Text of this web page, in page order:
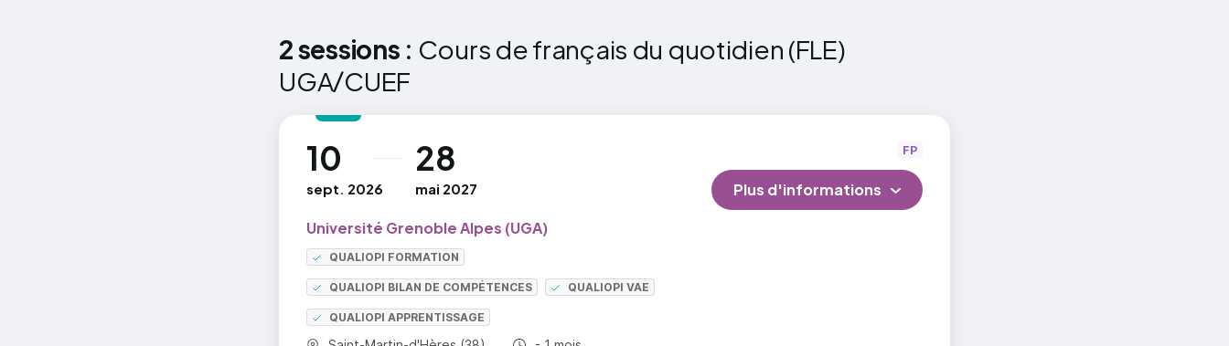
2 sessions : Cours de français du quotidien (FLE)
UGA/CUEF
10
sept. 2026
au 28
mai 2027
Université Grenoble Alpes (UGA)
QUALIOPI FORMATION
QUALIOPI BILAN DE COMPÉTENCES QUALIOPI VAE
QUALIOPI APPRENTISSAGE
FP
Plus d'informations